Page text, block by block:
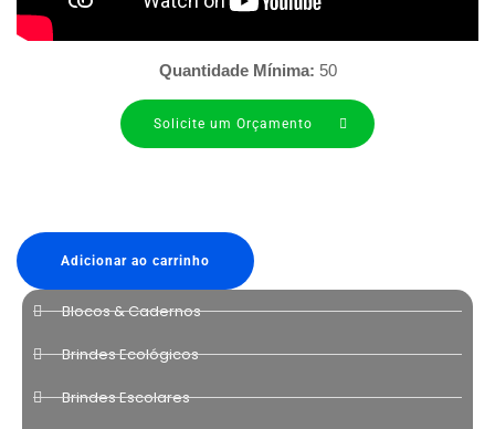
Quantidade Mínima: 50
Solicite um Orçamento
Adicionar ao carrinho
Blocos & Cadernos
Brindes Ecológicos
Brindes Escolares